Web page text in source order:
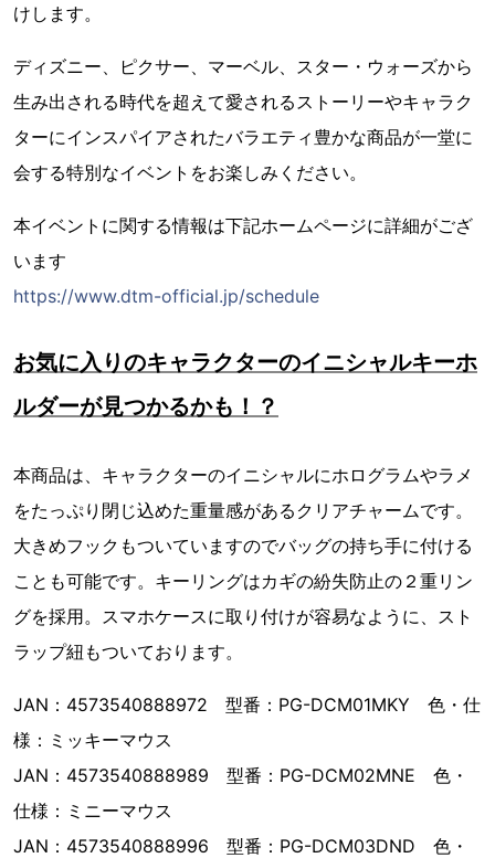
けします。
ディズニー、ピクサー、マーベル、スター・ウォーズから
生み出される時代を超えて愛されるストーリーやキャラク
ターにインスパイアされたバラエティ豊かな商品が一堂に
会する特別なイベントをお楽しみください。
本イベントに関する情報は下記ホームページに詳細がござ
います
https://www.dtm-official.jp/schedule
お気に入りのキャラクターのイニシャルキーホ
ルダーが見つかるかも！？
本商品は、キャラクターのイニシャルにホログラムやラメ
をたっぷり閉じ込めた重量感があるクリアチャームです。
大きめフックもついていますのでバッグの持ち手に付ける
ことも可能です。キーリングはカギの紛失防止の２重リン
グを採用。スマホケースに取り付けが容易なように、スト
ラップ紐もついております。
JAN：4573540888972 型番：PG-DCM01MKY 色・仕
様：ミッキーマウス
JAN：4573540888989 型番：PG-DCM02MNE 色・
仕様：ミニーマウス
JAN：4573540888996 型番：PG-DCM03DND 色・